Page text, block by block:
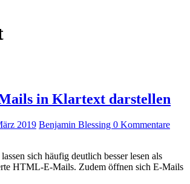
in Klartext darstellen
2019 Benjamin Blessing 0 Kommentare
sich häufig deutlich besser lesen als
HTML-E-Mails. Zudem öffnen sich E-Mails